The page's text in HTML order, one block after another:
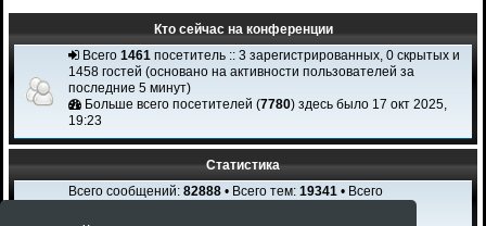
Кто сейчас на конференции
Всего 1461 посетитель :: 3 зарегистрированных, 0 скрытых и
1458 гостей (основано на активности пользователей за
последние 5 минут)
Больше всего посетителей (7780) здесь было 17 окт 2025,
19:23
Статистика
Всего сообщений: 82888 • Всего тем: 19341 • Всего